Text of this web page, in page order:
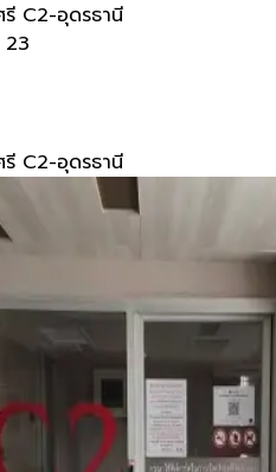
C2-อุดรธานี
23
C2-อุดรธานี